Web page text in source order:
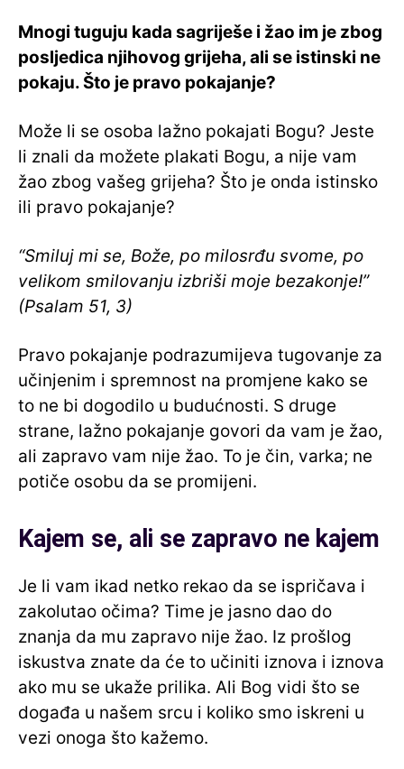
Mnogi tuguju kada sagriješe i žao im je zbog
posljedica njihovog grijeha, ali se istinski ne
pokaju. Što je pravo pokajanje?
Može li se osoba lažno pokajati Bogu? Jeste
li znali da možete plakati Bogu, a nije vam
žao zbog vašeg grijeha? Što je onda istinsko
ili pravo pokajanje?
“Smiluj mi se, Bože, po milosrđu svome, po
velikom smilovanju izbriši moje bezakonje!”
(Psalam 51, 3)
Pravo pokajanje podrazumijeva tugovanje za
učinjenim i spremnost na promjene kako se
to ne bi dogodilo u budućnosti. S druge
strane, lažno pokajanje govori da vam je žao,
ali zapravo vam nije žao. To je čin, varka; ne
potiče osobu da se promijeni.
Kajem se, ali se zapravo ne kajem
Je li vam ikad netko rekao da se ispričava i
zakolutao očima? Time je jasno dao do
znanja da mu zapravo nije žao. Iz prošlog
iskustva znate da će to učiniti iznova i iznova
ako mu se ukaže prilika. Ali Bog vidi što se
događa u našem srcu i koliko smo iskreni u
vezi onoga što kažemo.